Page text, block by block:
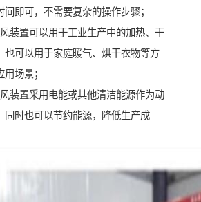
即可，不需要复杂的操作步骤；
装置可以用于工业生产中的加热、干
也可以用于家庭暖气、烘干衣物等方
场景；
装置采用电能或其他清洁能源作为动
同时也可以节约能源，降低生产成